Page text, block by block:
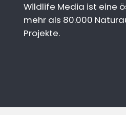
Wildlife Media ist eine
mehr als 80.000
Projekte.